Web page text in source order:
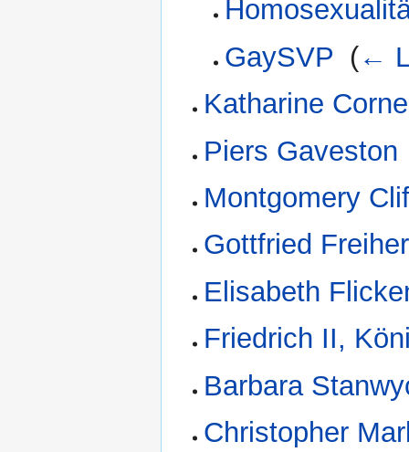
GaySVP (←
Katharine
Piers Gaveston
Montgomery
Gottfried
Elisabeth
Friedrich II,
Barbara
Christopher